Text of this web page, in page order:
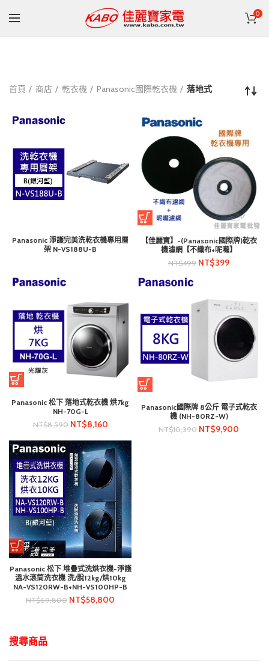
0
搜尋商品
首頁 商店 乾衣機 Panasonic國際乾衣機 落地式
Panasonic 淨護完美洗乾衣機專用層
架 N-VS188U-B
【佳麗寶】-(Panasonic國際牌)乾衣
機濾網【不織布+呢嚨】
NT$499 NT$399
Panasonic 松下 落地式乾衣機 烘7kg
NH-70G-L
NT$8,590 NT$8,160
Panasonic國際牌 8公斤 電子式乾衣
機 (NH-80RZ-W)
NT$10,390 NT$9,900
Panasonic 松下 堆疊式洗烘衣機-淨護
溫水滾筒洗衣機 洗/脫12kg/烘10kg
NA-VS120RW-B+NH-VS100HP-B
NT$69,800 NT$58,800